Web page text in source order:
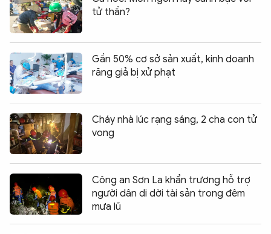
tử thần?
Gần 50% cơ sở sản xuất, kinh doanh
răng giả bị xử phạt
Cháy nhà lúc rạng sáng, 2 cha con tử
vong
Công an Sơn La khẩn trương hỗ trợ
người dân di dời tài sản trong đêm
mưa lũ